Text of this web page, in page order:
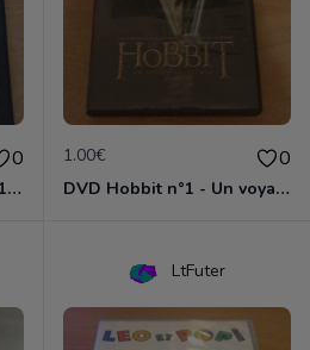
0
DVD Collector Hobbit n°1 - Un voyage inattendu
1.00€ 0
DVD Hobbit n°1 - Un voyage inattendu
LtFuter